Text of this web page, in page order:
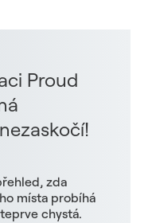
Proud
zda
místa probíhá
chystá.